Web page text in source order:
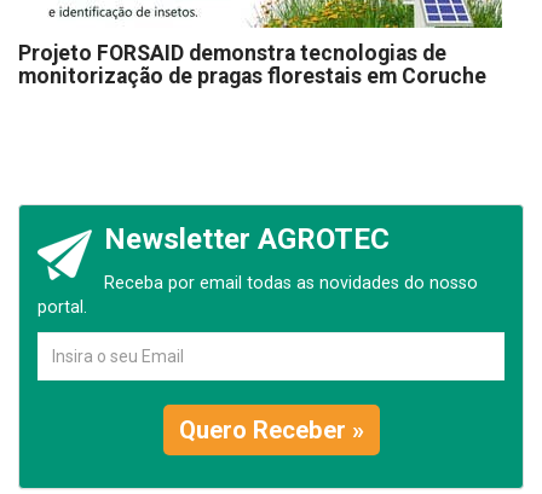
Projeto FORSAID demonstra tecnologias de
monitorização de pragas florestais em Coruche
Newsletter AGROTEC
Receba por email todas as novidades do nosso
portal.
Quero Receber »